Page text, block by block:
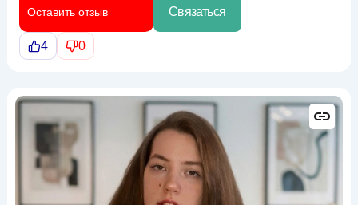
Оставить отзыв Связаться
4 0